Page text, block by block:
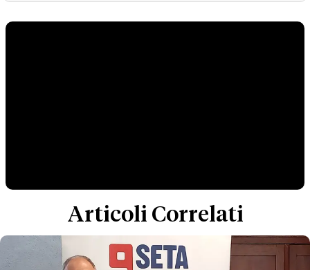
Articoli Correlati